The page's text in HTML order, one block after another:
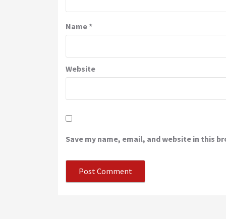
Name*
Website
Save my name, email, and website in this